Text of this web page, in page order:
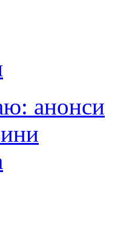
анонси